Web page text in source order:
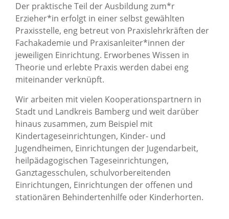
Der praktische Teil der Ausbildung zum*r
Erzieher*in erfolgt in einer selbst gewählten
Praxisstelle, eng betreut von Praxislehrkräften der
Fachakademie und Praxisanleiter*innen der
jeweiligen Einrichtung. Erworbenes Wissen in
Theorie und erlebte Praxis werden dabei eng
miteinander verknüpft.
Wir arbeiten mit vielen Kooperationspartnern in
Stadt und Landkreis Bamberg und weit darüber
hinaus zusammen, zum Beispiel mit
Kindertageseinrichtungen, Kinder- und
Jugendheimen, Einrichtungen der Jugendarbeit,
heilpädagogischen Tageseinrichtungen,
Ganztagesschulen, schulvorbereitenden
Einrichtungen, Einrichtungen der offenen und
stationären Behindertenhilfe oder Kinderhorten.